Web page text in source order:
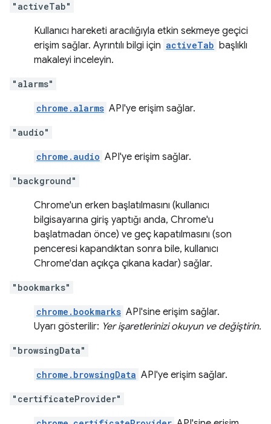
"activeTab"
Kullanıcı hareketi aracılığıyla etkin sekmeye geçici
erişim sağlar. Ayrıntılı bilgi için activeTab başlıklı
makaleyi inceleyin.
"alarms"
chrome.alarms API'ye erişim sağlar.
"audio"
chrome.audio API'ye erişim sağlar.
"background"
Chrome'un erken başlatılmasını (kullanıcı
bilgisayarına giriş yaptığı anda, Chrome'u
başlatmadan önce) ve geç kapatılmasını (son
penceresi kapandıktan sonra bile, kullanıcı
Chrome'dan açıkça çıkana kadar) sağlar.
"bookmarks"
chrome.bookmarks API'sine erişim sağlar.
Uyarı gösterilir: Yer işaretlerinizi okuyun ve değiştirin.
"browsingData"
chrome.browsingData API'ye erişim sağlar.
"certificateProvider"